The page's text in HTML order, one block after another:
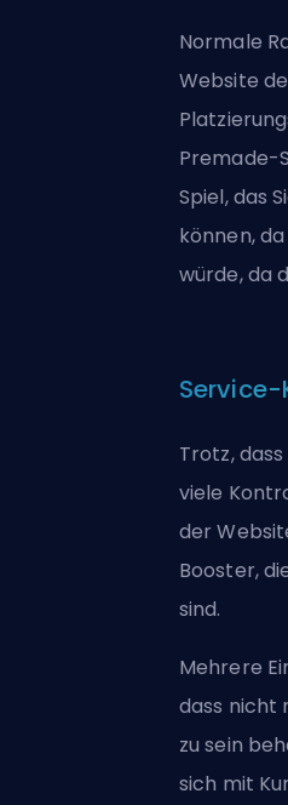
Normale
Website
Premade-
Spiel, das
können,
würde, da
Service-
Trotz,
viele
der
Booster,
sind.
Mehrere
dass nicht
zu sein
sich mit